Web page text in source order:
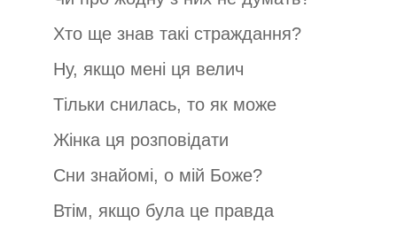
Хто ще знав такі страждання?
Ну, якщо мені ця велич
Тільки снилась, то як може
Жінка ця розповідати
Сни знайомі, о мій Боже?
Втім, якщо була це правда